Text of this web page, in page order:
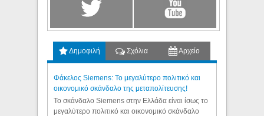
Δημοφιλή Σχόλια Αρχείο
Φάκελος Siemens: Το μεγαλύτερο πολιτικό και
οικονομικό σκάνδαλο της μεταπολίτευσης!
Το σκάνδαλο Siemens στην Ελλάδα είναι ίσως το
μεγαλύτερο πολιτικό και οικονομικό σκάνδαλο